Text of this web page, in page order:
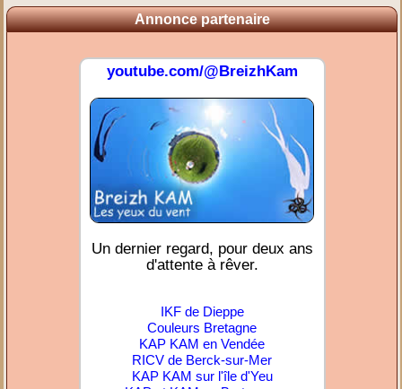
Annonce partenaire
youtube.com/@BreizhKam
Un dernier regard, pour deux ans
d'attente à rêver.
IKF de Dieppe
Couleurs Bretagne
KAP KAM en Vendée
RICV de Berck-sur-Mer
KAP KAM sur l'île d'Yeu